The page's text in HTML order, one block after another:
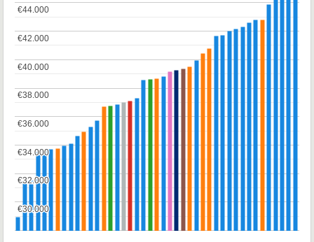
€30.000
€30.000
€32.000
€32.000
€34.000
€34.000
€36.000
€36.000
€38.000
€38.000
€40.000
€40.000
€42.000
€42.000
€44.000
€44.000